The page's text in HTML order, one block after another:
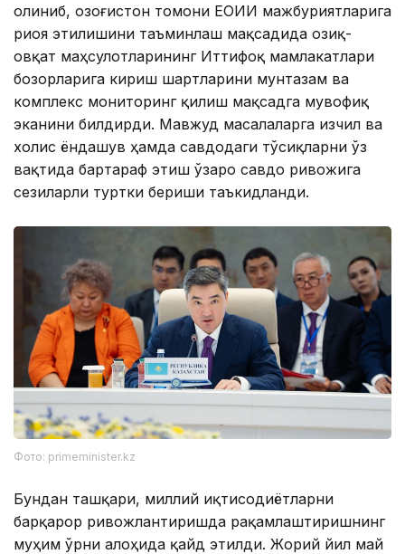
олиниб, Қозоғистон томони ЕОИИ мажбуриятларига
риоя этилишини таъминлаш мақсадида озиқ-
овқат маҳсулотларининг Иттифоқ мамлакатлари
бозорларига кириш шартларини мунтазам ва
комплекс мониторинг қилиш мақсадга мувофиқ
эканини билдирди. Мавжуд масалаларга изчил ва
холис ёндашув ҳамда савдодаги тўсиқларни ўз
вақтида бартараф этиш ўзаро савдо ривожига
сезиларли туртки бериши таъкидланди.
Фото: primeminister.kz
Бундан ташқари, миллий иқтисодиётларни
барқарор ривожлантиришда рақамлаштиришнинг
муҳим ўрни алоҳида қайд этилди. Жорий йил май